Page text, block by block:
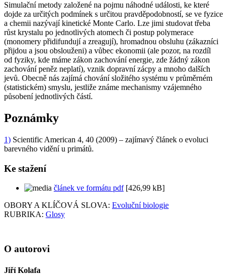
Simulační metody založené na pojmu náhodné události, ke které
dojde za určitých podmínek s určitou pravděpodobností, se ve fyzice
a chemii nazývají kinetické Monte Carlo. Lze jimi studovat třeba
růst krystalu po jednotlivých atomech či postup polymerace
(monomery přidifundují a zreagují), hromadnou obsluhu (zákazníci
přijdou a jsou obslouženi) a vůbec ekonomii (ale pozor, na rozdíl
od fyziky, kde máme zákon zachování energie, zde žádný zákon
zachování peněz neplatí), vznik dopravní zácpy a mnoho dalších
jevů. Obecně nás zajímá chování složitého systému v průměrném
(statistickém) smyslu, jestliže známe mechanismy vzájemného
působení jednotlivých částí.
Poznámky
1) Scientific American 4, 40 (2009) – zajímavý článek o evoluci
barevného vidění u primátů.
Ke stažení
článek ve formátu pdf[426,99 kB]
OBORY A KLÍČOVÁ SLOVA: Evoluční biologie
RUBRIKA: Glosy
O autorovi
Jiří Kolafa